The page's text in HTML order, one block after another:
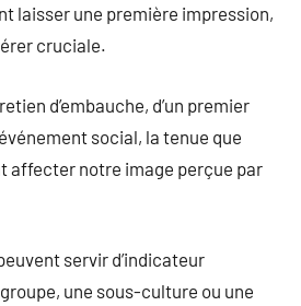
laisser une première impression,
cruciale.
d’embauche, d’un premier
social, la tenue que
affecter notre image perçue par
servir d’indicateur
une sous-culture ou une